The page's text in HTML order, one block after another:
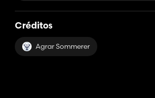
Créditos
Agrar Sommerer